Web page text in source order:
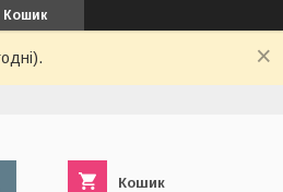
Кошик
Кошик